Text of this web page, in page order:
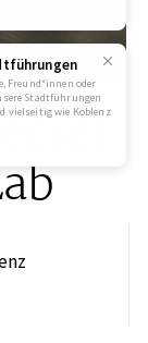
Freund*innen oder
Stadtführungen
vielseitig wie Koblenz